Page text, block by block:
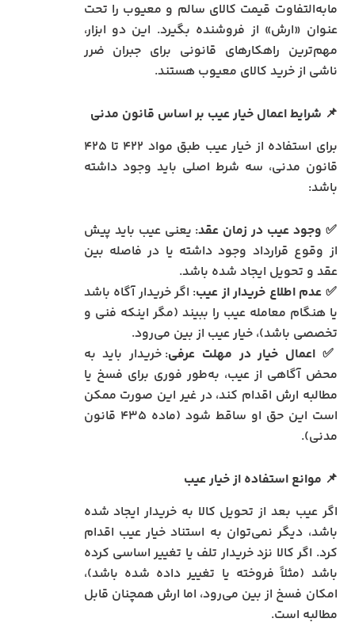
مابه‌التفاوت قیمت کالای سالم و معیوب را تحت
عنوان «ارش» از فروشنده بگیرد. این دو ابزار،
مهم‌ترین راهکارهای قانونی برای جبران ضرر
ناشی از خرید کالای معیوب هستند.
📌 شرایط اعمال خیار عیب بر اساس قانون مدنی
برای استفاده از خیار عیب طبق مواد ۴۲۲ تا ۴۲۵
قانون مدنی، سه شرط اصلی باید وجود داشته
باشد:
✅ وجود عیب در زمان عقد: یعنی عیب باید پیش
از وقوع قرارداد وجود داشته یا در فاصله بین
عقد و تحویل ایجاد شده باشد.
✅ عدم اطلاع خریدار از عیب: اگر خریدار آگاه باشد
یا هنگام معامله عیب را ببیند (مگر اینکه فنی و
تخصصی باشد)، خیار عیب از بین می‌رود.
✅ اعمال خیار در مهلت عرفی: خریدار باید به
محض آگاهی از عیب، به‌طور فوری برای فسخ یا
مطالبه ارش اقدام کند، در غیر این صورت ممکن
است این حق او ساقط شود (ماده ۴۳۵ قانون
مدنی).
📌 موانع استفاده از خیار عیب
اگر عیب بعد از تحویل کالا به خریدار ایجاد شده
باشد، دیگر نمی‌توان به استناد خیار عیب اقدام
کرد. اگر کالا نزد خریدار تلف یا تغییر اساسی کرده
باشد (مثلاً فروخته یا تغییر داده شده باشد)،
امکان فسخ از بین می‌رود، اما ارش همچنان قابل
مطالبه است.